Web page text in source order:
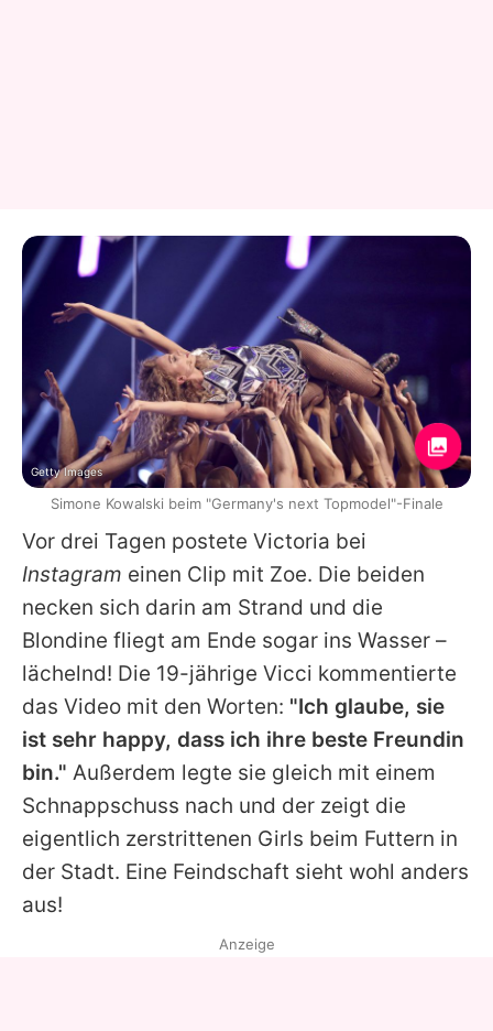
Vor drei Tagen postete Victoria bei
Instagram einen Clip mit Zoe. Die beiden
necken sich darin am Strand und die
Blondine fliegt am Ende sogar ins Wasser –
lächelnd! Die 19-jährige Vicci kommentierte
das Video mit den Worten: "Ich glaube, sie
ist sehr happy, dass ich ihre beste Freundin
bin." Außerdem legte sie gleich mit einem
Schnappschuss nach und der zeigt die
eigentlich zerstrittenen Girls beim Futtern in
der Stadt. Eine Feindschaft sieht wohl anders
aus!
Getty Images
Simone Kowalski beim "Germany's next Topmodel"-Finale
Anzeige